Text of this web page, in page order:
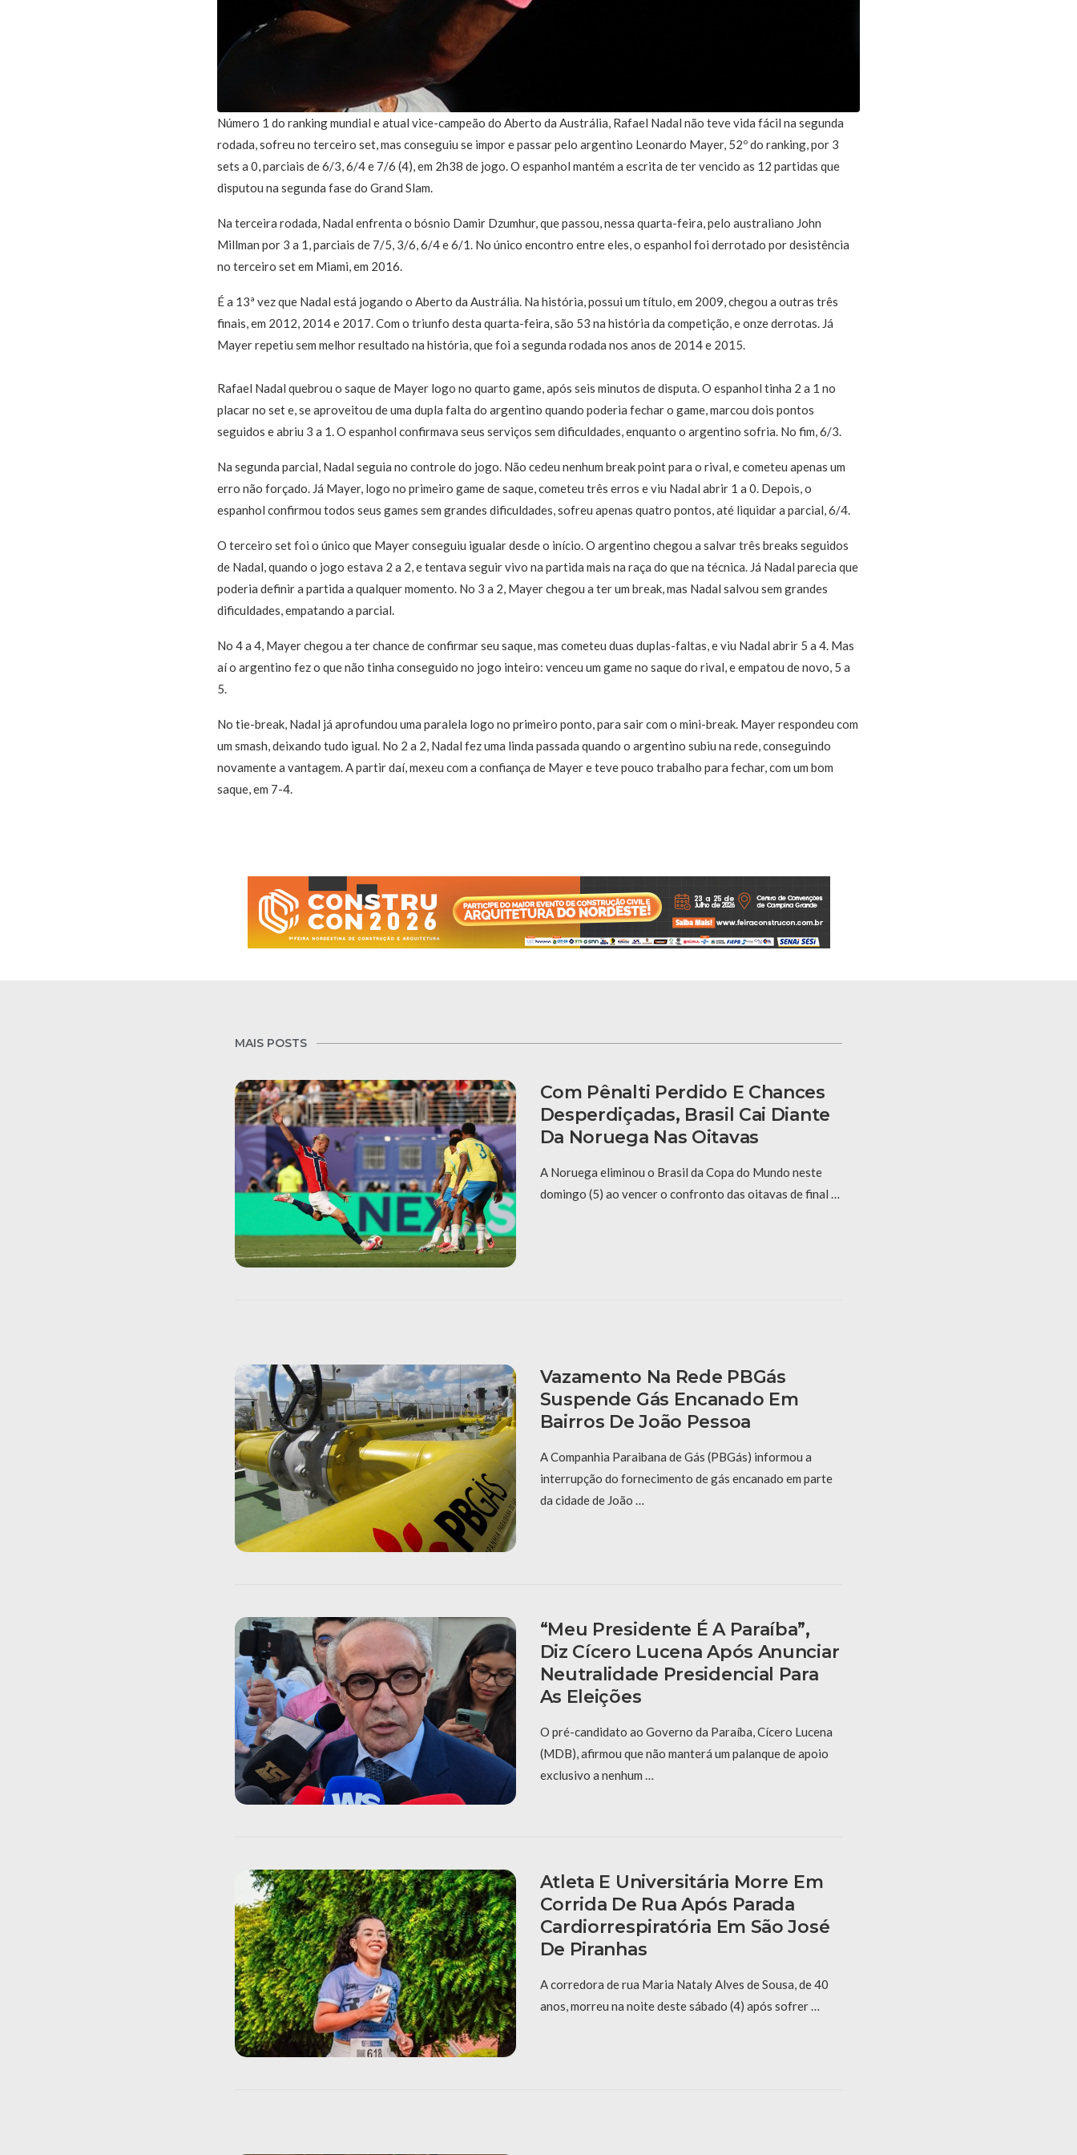
Número 1 do ranking mundial e atual vice-campeão do Aberto da Austrália, Rafael Nadal não teve vida fácil na segunda
rodada, sofreu no terceiro set, mas conseguiu se impor e passar pelo argentino Leonardo Mayer, 52º do ranking, por 3
sets a 0, parciais de 6/3, 6/4 e 7/6 (4), em 2h38 de jogo. O espanhol mantém a escrita de ter vencido as 12 partidas que
disputou na segunda fase do Grand Slam.
Na terceira rodada, Nadal enfrenta o bósnio Damir Dzumhur, que passou, nessa quarta-feira, pelo australiano John
Millman por 3 a 1, parciais de 7/5, 3/6, 6/4 e 6/1. No único encontro entre eles, o espanhol foi derrotado por desistência
no terceiro set em Miami, em 2016.
É a 13ª vez que Nadal está jogando o Aberto da Austrália. Na história, possui um título, em 2009, chegou a outras três
finais, em 2012, 2014 e 2017. Com o triunfo desta quarta-feira, são 53 na história da competição, e onze derrotas. Já
Mayer repetiu sem melhor resultado na história, que foi a segunda rodada nos anos de 2014 e 2015.
Rafael Nadal quebrou o saque de Mayer logo no quarto game, após seis minutos de disputa. O espanhol tinha 2 a 1 no
placar no set e, se aproveitou de uma dupla falta do argentino quando poderia fechar o game, marcou dois pontos
seguidos e abriu 3 a 1. O espanhol confirmava seus serviços sem dificuldades, enquanto o argentino sofria. No fim, 6/3.
Na segunda parcial, Nadal seguia no controle do jogo. Não cedeu nenhum break point para o rival, e cometeu apenas um
erro não forçado. Já Mayer, logo no primeiro game de saque, cometeu três erros e viu Nadal abrir 1 a 0. Depois, o
espanhol confirmou todos seus games sem grandes dificuldades, sofreu apenas quatro pontos, até liquidar a parcial, 6/4.
O terceiro set foi o único que Mayer conseguiu igualar desde o início. O argentino chegou a salvar três breaks seguidos
de Nadal, quando o jogo estava 2 a 2, e tentava seguir vivo na partida mais na raça do que na técnica. Já Nadal parecia que
poderia definir a partida a qualquer momento. No 3 a 2, Mayer chegou a ter um break, mas Nadal salvou sem grandes
dificuldades, empatando a parcial.
No 4 a 4, Mayer chegou a ter chance de confirmar seu saque, mas cometeu duas duplas-faltas, e viu Nadal abrir 5 a 4. Mas
aí o argentino fez o que não tinha conseguido no jogo inteiro: venceu um game no saque do rival, e empatou de novo, 5 a
5.
No tie-break, Nadal já aprofundou uma paralela logo no primeiro ponto, para sair com o mini-break. Mayer respondeu com
um smash, deixando tudo igual. No 2 a 2, Nadal fez uma linda passada quando o argentino subiu na rede, conseguindo
novamente a vantagem. A partir daí, mexeu com a confiança de Mayer e teve pouco trabalho para fechar, com um bom
saque, em 7-4.
MAIS POSTS
Com Pênalti Perdido E Chances
Desperdiçadas, Brasil Cai Diante
Da Noruega Nas Oitavas
A Noruega eliminou o Brasil da Copa do Mundo neste
domingo (5) ao vencer o confronto das oitavas de final …
Vazamento Na Rede PBGás
Suspende Gás Encanado Em
Bairros De João Pessoa
A Companhia Paraibana de Gás (PBGás) informou a
interrupção do fornecimento de gás encanado em parte
da cidade de João …
“Meu Presidente É A Paraíba”,
Diz Cícero Lucena Após Anunciar
Neutralidade Presidencial Para
As Eleições
O pré-candidato ao Governo da Paraíba, Cícero Lucena
(MDB), afirmou que não manterá um palanque de apoio
exclusivo a nenhum …
Atleta E Universitária Morre Em
Corrida De Rua Após Parada
Cardiorrespiratória Em São José
De Piranhas
A corredora de rua Maria Nataly Alves de Sousa, de 40
anos, morreu na noite deste sábado (4) após sofrer …